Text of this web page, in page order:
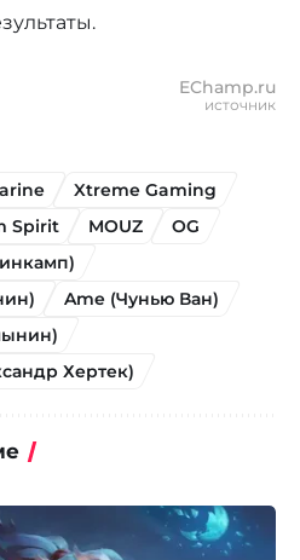
EChamp.ru
источник
Xtreme Gaming
Spirit MOUZ
OG
Ame (Чунью Ван)
Хертек)